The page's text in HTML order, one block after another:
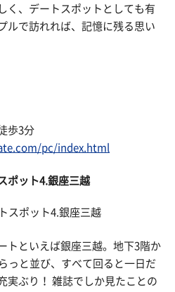
く、デートスポットとしても有
ルで訪れれば、記憶に残る思い
歩3分
pc/index.html
ポット4.銀座三越
トといえば銀座三越。地下3階か
っと並び、すべて回ると一日だ
実ぶり！ 雑誌でしか見たことの